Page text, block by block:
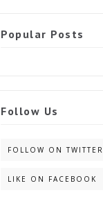
Popular Posts
Follow Us
FOLLOW ON TWITTER
LIKE ON FACEBOOK